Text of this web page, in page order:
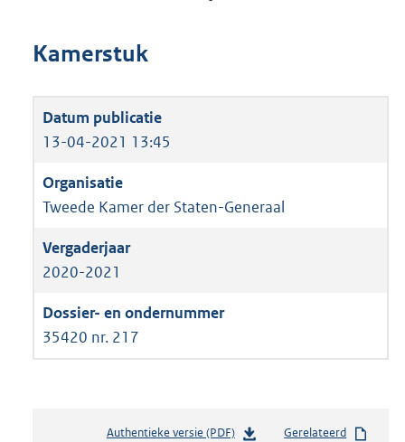
Kamerstuk
13-04-2021 13:45
Tweede Kamer der Staten-Generaal
2020-2021
35420 nr. 217
Authentieke versie (PDF)b
Gerelateerd